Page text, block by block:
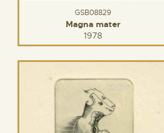
GSB08829
Magna mater
1978